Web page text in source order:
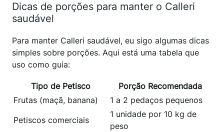
Dicas de porções para manter o Calleri
saudável
Para manter Calleri saudável, eu sigo algumas dicas
simples sobre porções. Aqui está uma tabela que
uso como guia:
Tipo de Petisco
Porção Recomendada
Frutas (maçã, banana)
1 a 2 pedaços pequenos
Petiscos comerciais
1 unidade por 10 kg de
peso